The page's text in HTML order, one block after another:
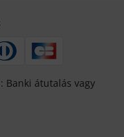
Banki átutalás vagy